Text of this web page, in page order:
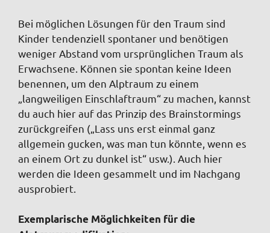
Bei möglichen Lösungen für den Traum sind
Kinder tendenziell spontaner und benötigen
weniger Abstand vom ursprünglichen Traum als
Erwachsene. Können sie spontan keine Ideen
benennen, um den Alptraum zu einem
„langweiligen Einschlaftraum“ zu machen, kannst
du auch hier auf das Prinzip des Brainstormings
zurückgreifen („Lass uns erst einmal ganz
allgemein gucken, was man tun könnte, wenn es
an einem Ort zu dunkel ist“ usw.). Auch hier
werden die Ideen gesammelt und im Nachgang
ausprobiert.
Exemplarische Möglichkeiten für die